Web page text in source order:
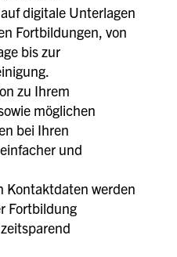
digitale Unterlagen
Fortbildungen, von
bis zur
zu Ihrem
möglichen
bei Ihren
und
Kontaktdaten werden
Fortbildung